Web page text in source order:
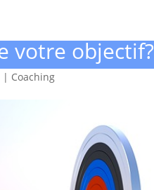
votre objectif?
| Coaching